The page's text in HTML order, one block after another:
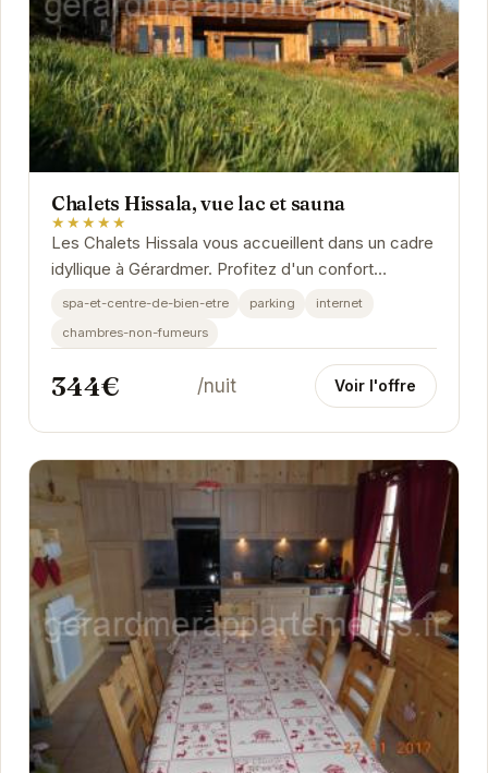
Chalets Hissala, vue lac et sauna
★★★★★
Les Chalets Hissala vous accueillent dans un cadre
idyllique à Gérardmer. Profitez d'un confort
exceptionnel et d'une vue imprenable sur le lac....
spa-et-centre-de-bien-etre parking
internet
chambres-non-fumeurs
344€ /nuit Voir l'offre